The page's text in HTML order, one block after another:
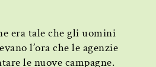
era tale che gli uomini
l’ora che le agenzie
le nuove campagne.